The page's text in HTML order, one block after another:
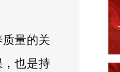
量的关
也是持